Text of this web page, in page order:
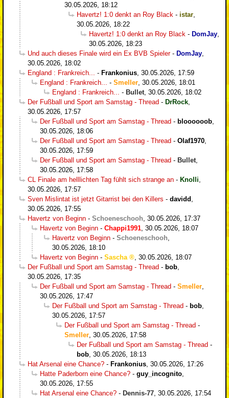
30.05.2026, 18:12
Havertz! 1:0 denkt an Roy Black - istar
30.05.2026, 18:22
Havertz! 1:0 denkt an Roy Black - DomJay
30.05.2026, 18:23
Und auch dieses Finale wird ein Ex BVB Spieler- DomJay
30.05.2026, 18:02
England : Frankreich...
- Frankonius 30.05.2026, 17:59
England : Frankreich...
- Smeller 30.05.2026, 18:01
England : Frankreich...
- Bullet 30.05.2026, 18:02
Der Fußball und Sport am Samstag - Thread - DrRock
30.05.2026, 17:57
Der Fußball und Sport am Samstag - Thread - bloooooob
30.05.2026, 18:06
Der Fußball und Sport am Samstag - Thread - Olaf1970
30.05.2026, 17:59
Der Fußball und Sport am Samstag - Thread - Bullet
30.05.2026, 17:58
CL Finale am helllichten Tag fühlt sich strange an - Knolli
30.05.2026, 17:57
Sven Mislintat ist jetzt Gitarrist bei den Killers - davidd
30.05.2026, 17:55
Havertz von Beginn - Schoeneschooh 30.05.2026, 17:37
Havertz von Beginn - Chappi1991 30.05.2026, 18:07
Havertz von Beginn - Schoeneschooh
30.05.2026, 18:10
Havertz von Beginn - Sascha
30.05.2026, 18:07
Der Fußball und Sport am Samstag - Thread - bob
30.05.2026, 17:35
Der Fußball und Sport am Samstag - Thread - Smeller
30.05.2026, 17:47
Der Fußball und Sport am Samstag - Thread - bob
30.05.2026, 17:57
Der Fußball und Sport am Samstag - Thread -
Smeller 30.05.2026, 17:58
Der Fußball und Sport am Samstag - Thread -
bob 30.05.2026, 18:13
Hat Arsenal eine Chance? - Frankonius 30.05.2026, 17:26
Hatte Paderborn eine Chance? - guy_incognito
30.05.2026, 17:55
Hat Arsenal eine Chance? - Dennis-77 30.05.2026, 17:54